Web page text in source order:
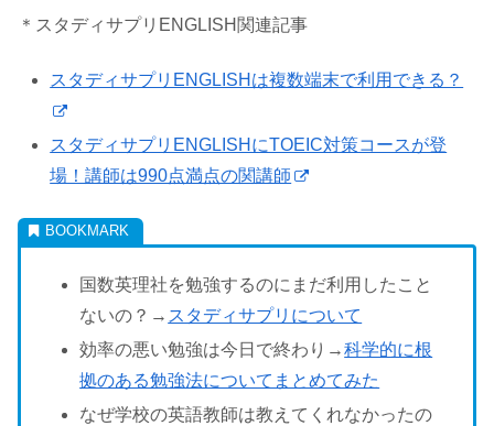
＊スタディサプリENGLISH関連記事
スタディサプリENGLISHは複数端末で利用できる？
スタディサプリENGLISHにTOEIC対策コースが登
場！講師は990点満点の関講師
国数英理社を勉強するのにまだ利用したこと
ないの？→ スタディサプリについて
効率の悪い勉強は今日で終わり→科学的に根
拠のある勉強法についてまとめてみた
なぜ学校の英語教師は教えてくれなかったの